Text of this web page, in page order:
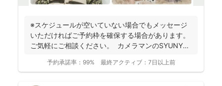
※スケジュールが空いていない場合でもメッセージ
いただければご予約枠を確保する場合があります。
ご気軽にご相談ください。 カメラマンのSYUNYA
予約承諾率： 99% 最終アクティブ： 7日以上前